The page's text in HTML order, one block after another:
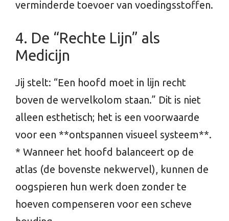
verminderde toevoer van voedingsstoffen.
4. De “Rechte Lijn” als
Medicijn
Jij stelt: “Een hoofd moet in lijn recht
boven de wervelkolom staan.” Dit is niet
alleen esthetisch; het is een voorwaarde
voor een **ontspannen visueel systeem**.
* Wanneer het hoofd balanceert op de
atlas (de bovenste nekwervel), kunnen de
oogspieren hun werk doen zonder te
hoeven compenseren voor een scheve